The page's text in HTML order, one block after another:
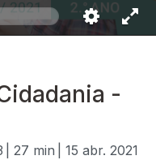
-
| 27 min
| 15 abr. 2021